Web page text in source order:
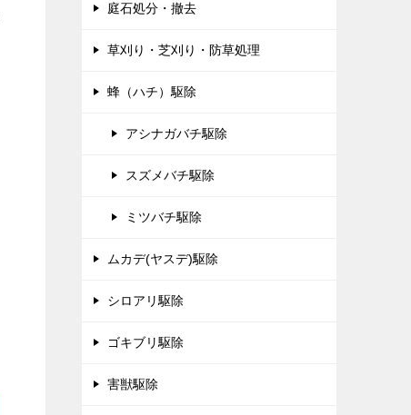
庭石処分・撤去
草刈り・芝刈り・防草処理
蜂（ハチ）駆除
アシナガバチ駆除
スズメバチ駆除
ミツバチ駆除
ムカデ(ヤスデ)駆除
シロアリ駆除
ゴキブリ駆除
害獣駆除